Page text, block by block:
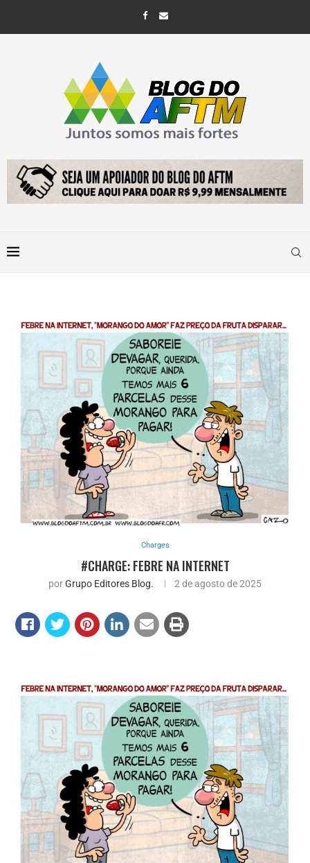
Charges
#CHARGE: FEBRE NA INTERNET
porGrupo Editores Blog. 2 de agosto de 2025